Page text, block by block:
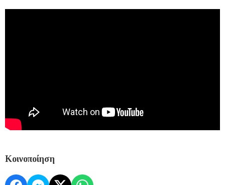
Κοινοποίηση